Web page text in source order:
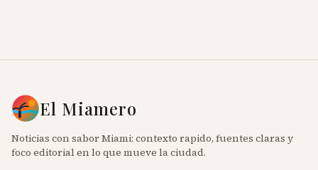
El Miamero
Noticias con sabor Miami: contexto rapido, fuentes claras y
foco editorial en lo que mueve la ciudad.